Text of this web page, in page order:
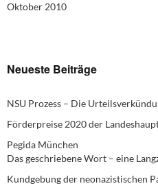
Oktober 2010
Neueste Beiträge
NSU Prozess – Die
Förderpreise 2020 der
Pegida München
Das geschriebene Wort – eine
Kundgebung der neonazistischen